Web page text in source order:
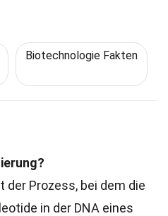
Biotechnologie Fakten
der Prozess, bei dem die
in der DNA eines